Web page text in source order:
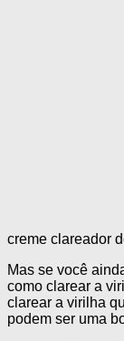
creme clareador
Mas se você
como clarear a
clarear a virilha
podem ser uma